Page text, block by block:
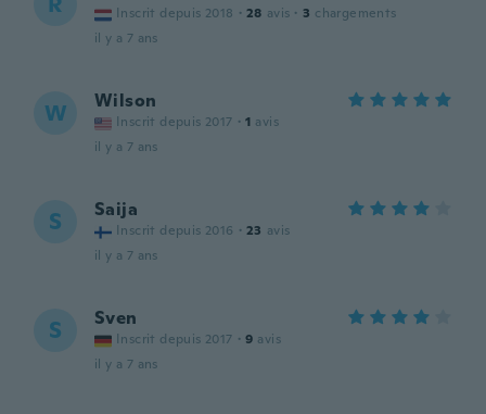
Inscrit depuis 2018 · 28 avis · 3 chargements
il y a 7 ans
W Wilson
Inscrit depuis 2017 · 1 avis
il y a 7 ans
S Saija
Inscrit depuis 2016 · 23 avis
il y a 7 ans
S Sven
Inscrit depuis 2017 · 9 avis
il y a 7 ans